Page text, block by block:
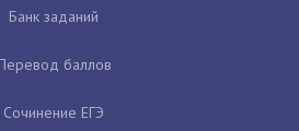
Банк заданий
баллов
Сочинение ЕГЭ